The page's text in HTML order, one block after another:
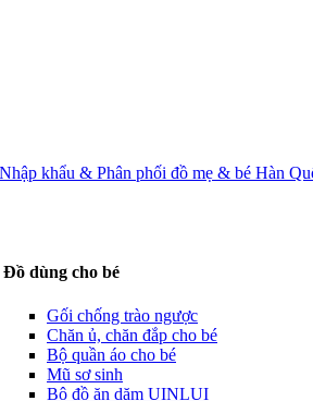
Đồ dùng cho bé
Gối chống trào ngược
Chăn ủ, chăn đắp cho bé
Bộ quần áo cho bé
Mũ sơ sinh
Bộ đồ ăn dặm UINLUI